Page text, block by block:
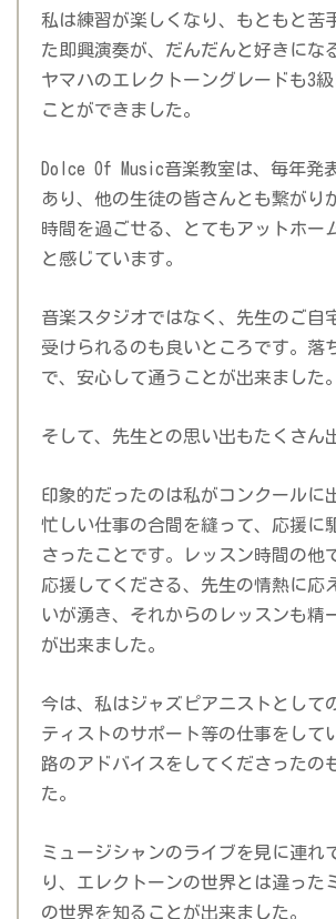
私は練習が楽しくなり、もともと苦
た即興演奏が、だんだんと好きにな
ヤマハのエレクトーングレードも3
ことができました。
Dolce Of Music音楽教室は、毎年発
あり、他の生徒の皆さんとも繋がり
時間を過ごせる、とてもアットホー
と感じています。
音楽スタジオではなく、先生のご自
受けられるのも良いところです。落
で、安心して通うことが出来ました。
そして、先生との思い出もたくさん
印象的だったのは私がコンクールに
忙しい仕事の合間を縫って、応援に
さったことです。レッスン時間の他
応援してくださる、先生の情熱に応
いが湧き、それからのレッスンも精
が出来ました。
今は、私はジャズピアニストとして
ティストのサポート等の仕事をして
路のアドバイスをしてくださったの
た。
ミュージシャンのライブを見に連れ
り、エレクトーンの世界とは違った
の世界を知ることが出来ました。